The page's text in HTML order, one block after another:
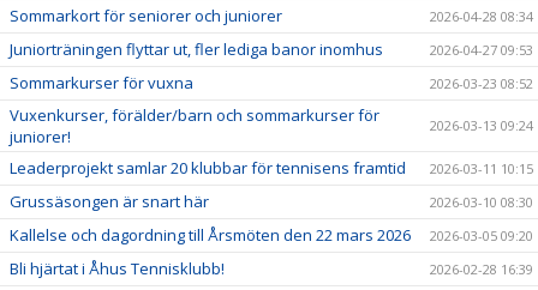
Sommarkort för seniorer och juniorer 2026-04-28 08:34
Juniorträningen flyttar ut, fler lediga banor inomhus 2026-04-27 09:53
Sommarkurser för vuxna 2026-03-23 08:52
Vuxenkurser, förälder/barn och sommarkurser för
juniorer!
2026-03-13 09:24
Leaderprojekt samlar 20 klubbar för tennisens framtid 2026-03-11 10:15
Grussäsongen är snart här 2026-03-10 08:30
Kallelse och dagordning till Årsmöten den 22 mars 2026 2026-03-05 09:20
Bli hjärtat i Åhus Tennisklubb! 2026-02-28 16:39